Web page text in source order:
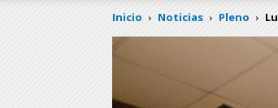
Inicio Noticias Pleno